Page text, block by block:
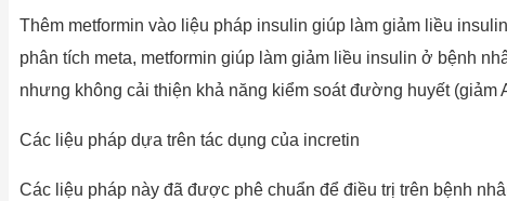
Thêm metformin vào liệu pháp insulin giúp làm giảm liều
phân tích meta, metformin giúp làm giảm liều insulin ở bệnh
nhưng không cải thiện khả năng kiểm soát đường huyết (giảm
Các liệu pháp dựa trên tác dụng của incretin
Các liệu pháp này đã được phê chuẩn để điều trị trên bệnh